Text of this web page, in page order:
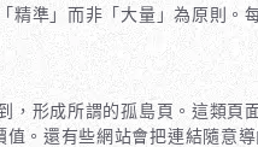
精準」而非「大量」為原則。
，形成所謂的孤島頁。這類
。還有些網站會把連結隨